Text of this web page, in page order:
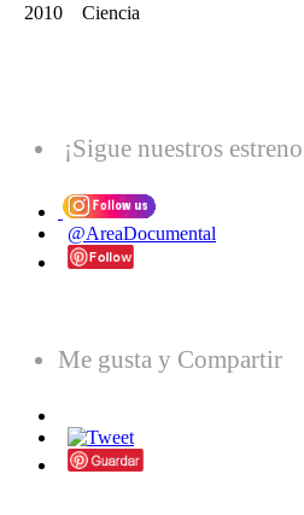
2010 Ciencia
¡Sigue nuestros
@AreaDocumental
Me gusta y Compartir